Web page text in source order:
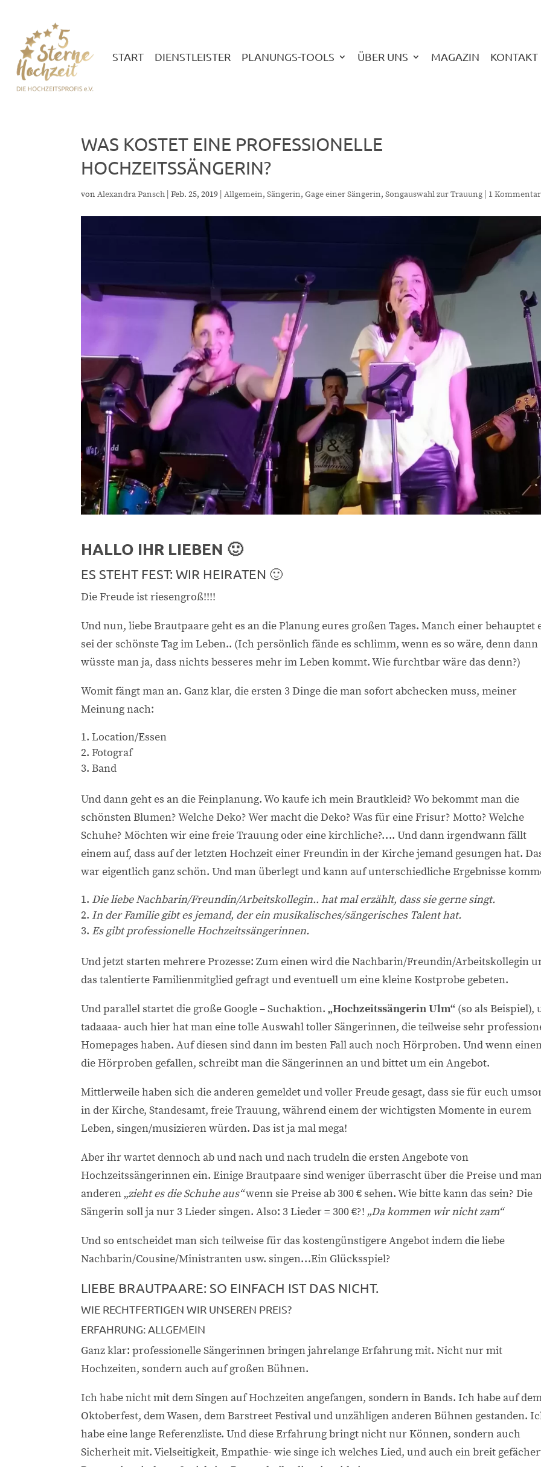
START DIENSTLEISTER PLANUNGS-TOOLS ÜBER UNS MAGAZIN KONTAKT
WAS KOSTET EINE PROFESSIONELLE
HOCHZEITSSÄNGERIN?
vonAlexandra Pansch |Feb. 25, 2019 |Allgemein,Sängerin,Gage einer Sängerin,Songauswahl zur Trauung 1 Kommentar
HALLO IHR LIEBEN 🙂
ES STEHT FEST: WIR HEIRATEN 🙂
Die Freude ist riesengroß!!!!
Und nun, liebe Brautpaare geht es an die Planung eures großen Tages. Manch einer behauptet
sei der schönste Tag im Leben.. (Ich persönlich fände es schlimm, wenn es so wäre, denn dann
wüsste man ja, dass nichts besseres mehr im Leben kommt. Wie furchtbar wäre das denn?)
Womit fängt man an. Ganz klar, die ersten 3 Dinge die man sofort abchecken muss, meiner
Meinung nach:
Location/Essen
Fotograf
Band
Und dann geht es an die Feinplanung. Wo kaufe ich mein Brautkleid? Wo bekommt man die
schönsten Blumen? Welche Deko? Wer macht die Deko? Was für eine Frisur? Motto? Welche
Schuhe? Möchten wir eine freie Trauung oder eine kirchliche?…. Und dann irgendwann fällt
einem auf, dass auf der letzten Hochzeit einer Freundin in der Kirche jemand gesungen hat.
war eigentlich ganz schön. Und man überlegt und kann auf unterschiedliche Ergebnisse
Die liebe Nachbarin/Freundin/Arbeitskollegin.. hat mal erzählt, dass sie gerne singt.
In der Familie gibt es jemand, der ein musikalisches/sängerisches Talent hat.
Es gibt professionelle Hochzeitssängerinnen.
Und jetzt starten mehrere Prozesse: Zum einen wird die Nachbarin/Freundin/Arbeitskollegin
das talentierte Familienmitglied gefragt und eventuell um eine kleine Kostprobe gebeten.
Und parallel startet die große Google – Suchaktion.„Hochzeitssängerin Ulm“ (so als Beispiel),
tadaaaa- auch hier hat man eine tolle Auswahl toller Sängerinnen, die teilweise sehr
Homepages haben. Auf diesen sind dann im besten Fall auch noch Hörproben. Und wenn
die Hörproben gefallen, schreibt man die Sängerinnen an und bittet um ein Angebot.
Mittlerweile haben sich die anderen gemeldet und voller Freude gesagt, dass sie für euch
in der Kirche, Standesamt, freie Trauung, während einem der wichtigsten Momente in eurem
Leben, singen/musizieren würden. Das ist ja mal mega!
Aber ihr wartet dennoch ab und nach und nach trudeln die ersten Angebote von
Hochzeitssängerinnen ein. Einige Brautpaare sind weniger überrascht über die Preise und
anderen „zieht es die Schuhe aus“wenn sie Preise ab 300 € sehen. Wie bitte kann das sein? Die
Sängerin soll ja nur 3 Lieder singen. Also: 3 Lieder = 300 €?! „Da kommen wir nicht zam“
Und so entscheidet man sich teilweise für das kostengünstigere Angebot indem die liebe
Nachbarin/Cousine/Ministranten usw. singen…Ein Glücksspiel?
LIEBE BRAUTPAARE: SO EINFACH IST DAS NICHT.
WIE RECHTFERTIGEN WIR UNSEREN PREIS?
ERFAHRUNG: ALLGEMEIN
Ganz klar: professionelle Sängerinnen bringen jahrelange Erfahrung mit. Nicht nur mit
Hochzeiten, sondern auch auf großen Bühnen.
Ich habe nicht mit dem Singen auf Hochzeiten angefangen, sondern in Bands. Ich habe auf
Oktoberfest, dem Wasen, dem Barstreet Festival und unzähligen anderen Bühnen gestanden.
habe eine lange Referenzliste. Und diese Erfahrung bringt nicht nur Können, sondern auch
Sicherheit mit. Vielseitigkeit, Empathie- wie singe ich welches Lied, und auch ein breit